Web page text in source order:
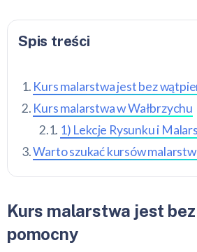
Spis treści
Kurs malarstwa jest bez
Kurs malarstwa w Wałbrzychu
1) Lekcje Rysunku i
Warto szukać kursów
Kurs malarstwa jest
pomocny